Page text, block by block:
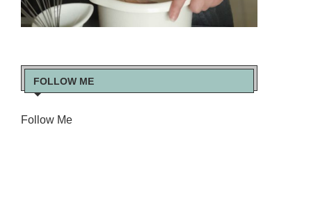
FOLLOW ME
Follow Me